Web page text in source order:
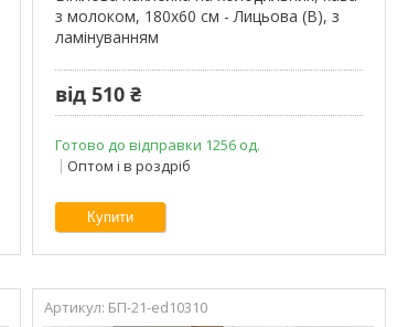
з молоком, 180х60 см - Лицьова (В), з
ламінуванням
від 510 ₴
Готово до відправки 1256 од.
Оптом і в роздріб
Купити
БП-21-ed10310